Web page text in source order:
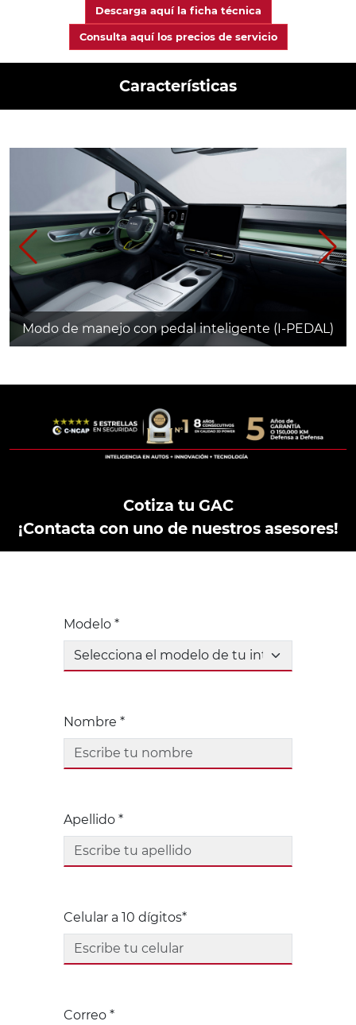
Descarga aquí la ficha técnica
Consulta aquí los precios de servicio
Características
Modo de manejo con pedal inteligente (I-PEDAL)
Cotiza tu GAC
¡Contacta con uno de nuestros asesores!
Modelo *
Nombre *
Apellido *
Celular a 10 dígitos*
Correo *